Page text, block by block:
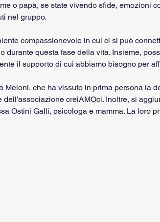
o papà, se state vivendo sfide, emozioni
nel gruppo.
compassionevole in cui ci si può
durante questa fase della vita. Insieme,
il supporto di cui abbiamo bisogno per
Meloni, che ha vissuto in prima persona la
dell'associazione creiAMOci. Inoltre, si
Ostini Galli, psicologa e mamma. La loro